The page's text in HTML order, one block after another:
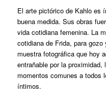
El arte pictórico de Kahlo es
buena medida. Sus obras
vida cotidiana femenina. La
cotidiana de Frida, para
muestra fotográfica que hoy
entrañable por la
momentos comunes a todos
íntimos.